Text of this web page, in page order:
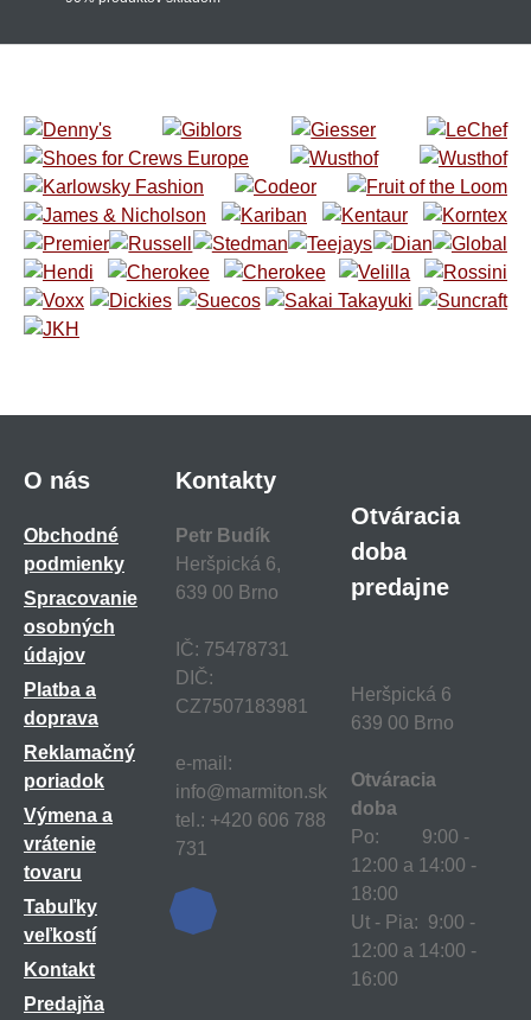
O nás
Obchodné
podmienky
Spracovanie
osobných
údajov
Platba a
doprava
Reklamačný
poriadok
Výmena a
vrátenie
tovaru
Tabuľky
veľkostí
Kontakt
Predajňa
Kontakty
Petr Budík
Heršpická 6,
639 00 Brno
IČ: 75478731
DIČ:
CZ7507183981
e-mail:
info@marmiton.sk
tel.: +420 606 788
731
Otváracia
doba
predajne
Heršpická 6
639 00 Brno
Otváracia
doba
Po: 9:00 -
12:00 a 14:00 -
18:00
Ut - Pia: 9:00 -
12:00 a 14:00 -
16:00